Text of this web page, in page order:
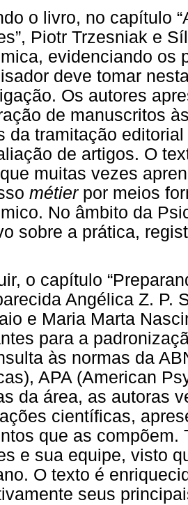
o livro, no capítulo
Piotr Trzesniak e
evidenciando os
deve tomar
Os autores
de manuscritos
da tramitação
de artigos. O
muitas vezes
métier por meios
No âmbito da
sobre a prática,
o capítulo
Angélica Z. P.
e Maria Marta
para a
às normas da
APA (American
da área, as autoras
científicas,
que as compõem.
e sua equipe, visto
O texto é
seus